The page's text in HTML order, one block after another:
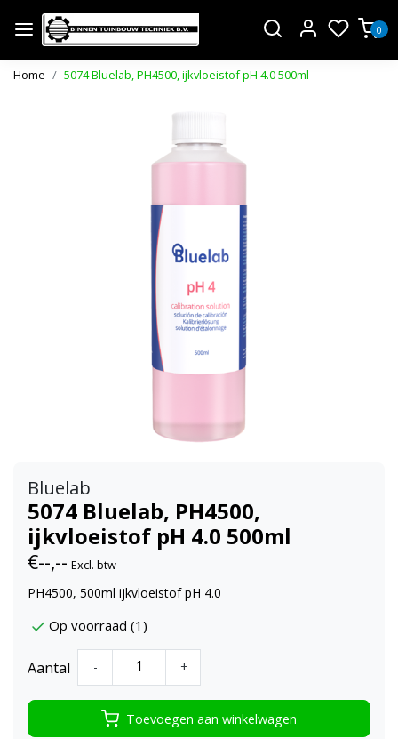
0
Home 5074 Bluelab, PH4500, ijkvloeistof pH 4.0 500ml
Bluelab
5074 Bluelab, PH4500,
ijkvloeistof pH 4.0 500ml
€--,-- Excl. btw
PH4500, 500ml ijkvloeistof pH 4.0
Op voorraad (1)
Aantal - +
Toevoegen aan winkelwagen